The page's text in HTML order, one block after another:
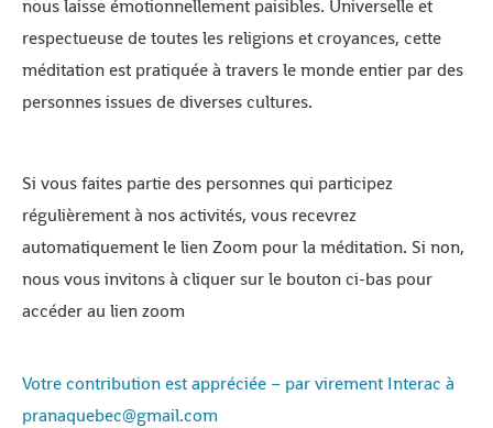
nous laisse émotionnellement paisibles. Universelle et
respectueuse de toutes les religions et croyances, cette
méditation est pratiquée à travers le monde entier par des
personnes issues de diverses cultures.
Si vous faites partie des personnes qui participez
régulièrement à nos activités, vous recevrez
automatiquement le lien Zoom pour la méditation. Si non,
nous vous invitons à cliquer sur le bouton ci-bas pour
accéder au lien zoom
Votre contribution est appréciée – par virement Interac à
pranaquebec@gmail.com